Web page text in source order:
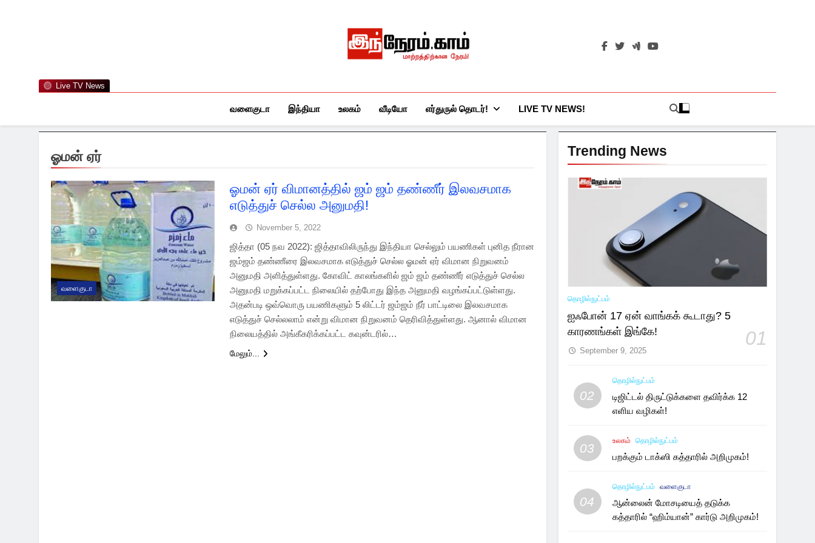
Live TV News இந்நேரம்.காம்
வளைகுடா இந்தியா உலகம் வீடியோ எர்துருல் தொடர்! LIVE TV NEWS!
ஓமன் ஏர்
வளைகுடா
ஓமன் ஏர் விமானத்தில் ஜம் ஜம் தண்ணீர் இலவசமாக
எடுத்துச் செல்ல அனுமதி!
November 5, 2022
ஜித்தா (05 நவ 2022): ஜித்தாவிலிருந்து இந்தியா செல்லும் பயணிகள் புனித நீரான
ஜம்ஜம் தண்ணீரை இலவசமாக எடுத்துச் செல்ல ஓமன் ஏர் விமான நிறுவனம்
அனுமதி அளித்துள்ளது. கோவிட் காலங்களில் ஜம் ஜம் தண்ணீர் எடுத்துச் செல்ல
அனுமதி மறுக்கப்பட்ட நிலையில் தற்போது இந்த அனுமதி வழங்கப்பட்டுள்ளது.
அதன்படி ஒவ்வொரு பயணிகளும் 5 லிட்டர் ஜம்ஜம் நீர் பாட்டிலை இலவசமாக
எடுத்துச் செல்லலாம் என்று விமான நிறுவனம் தெரிவித்துள்ளது. ஆனால் விமான
நிலையத்தில் அங்கீகரிக்கப்பட்ட கவுன்டரில்…
மேலும்...
Trending News
தொழில்நுட்பம்
ஐஃபோன் 17 ஏன் வாங்கக் கூடாது? 5
காரணங்கள் இங்கே!
01
September 9, 2025
02
தொழில்நுட்பம்
டிஜிட்டல் திருட்டுக்களை தவிர்க்க 12
எளிய வழிகள்!
03
உலகம் தொழில்நுட்பம்
பறக்கும் டாக்ஸி கத்தாரில் அறிமுகம்!
04
தொழில்நுட்பம் வளைகுடா
ஆன்லைன் மோசடியைத் தடுக்க
கத்தாரில் “ஹிம்யான்” கார்டு அறிமுகம்!